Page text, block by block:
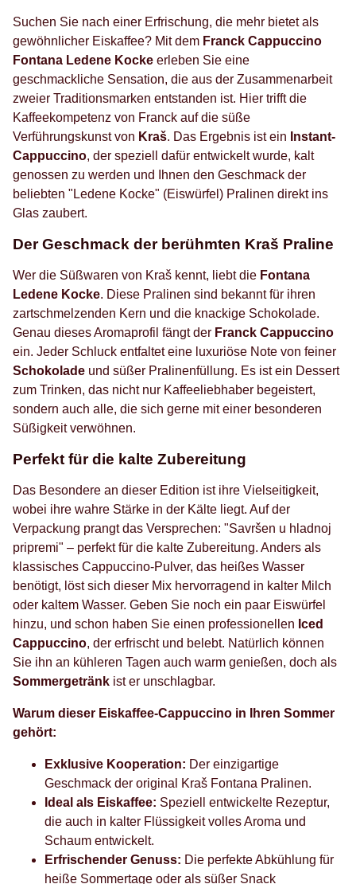
Suchen Sie nach einer Erfrischung, die mehr bietet als
gewöhnlicher Eiskaffee? Mit dem Franck Cappuccino
Fontana Ledene Kocke erleben Sie eine
geschmackliche Sensation, die aus der Zusammenarbeit
zweier Traditionsmarken entstanden ist. Hier trifft die
Kaffeekompetenz von Franck auf die süße
Verführungskunst von Kraš. Das Ergebnis ist ein Instant-
Cappuccino, der speziell dafür entwickelt wurde, kalt
genossen zu werden und Ihnen den Geschmack der
beliebten "Ledene Kocke" (Eiswürfel) Pralinen direkt ins
Glas zaubert.
Der Geschmack der berühmten Kraš Praline
Wer die Süßwaren von Kraš kennt, liebt die Fontana
Ledene Kocke. Diese Pralinen sind bekannt für ihren
zartschmelzenden Kern und die knackige Schokolade.
Genau dieses Aromaprofil fängt der Franck Cappuccino
ein. Jeder Schluck entfaltet eine luxuriöse Note von feiner
Schokolade und süßer Pralinenfüllung. Es ist ein Dessert
zum Trinken, das nicht nur Kaffeeliebhaber begeistert,
sondern auch alle, die sich gerne mit einer besonderen
Süßigkeit verwöhnen.
Perfekt für die kalte Zubereitung
Das Besondere an dieser Edition ist ihre Vielseitigkeit,
wobei ihre wahre Stärke in der Kälte liegt. Auf der
Verpackung prangt das Versprechen: "Savršen u hladnoj
pripremi" – perfekt für die kalte Zubereitung. Anders als
klassisches Cappuccino-Pulver, das heißes Wasser
benötigt, löst sich dieser Mix hervorragend in kalter Milch
oder kaltem Wasser. Geben Sie noch ein paar Eiswürfel
hinzu, und schon haben Sie einen professionellen Iced
Cappuccino, der erfrischt und belebt. Natürlich können
Sie ihn an kühleren Tagen auch warm genießen, doch als
Sommergetränk ist er unschlagbar.
Warum dieser Eiskaffee-Cappuccino in Ihren Sommer
gehört:
Exklusive Kooperation: Der einzigartige
Geschmack der original Kraš Fontana Pralinen.
Ideal als Eiskaffee: Speziell entwickelte Rezeptur,
die auch in kalter Flüssigkeit volles Aroma und
Schaum entwickelt.
Erfrischender Genuss: Die perfekte Abkühlung für
heiße Sommertage oder als süßer Snack